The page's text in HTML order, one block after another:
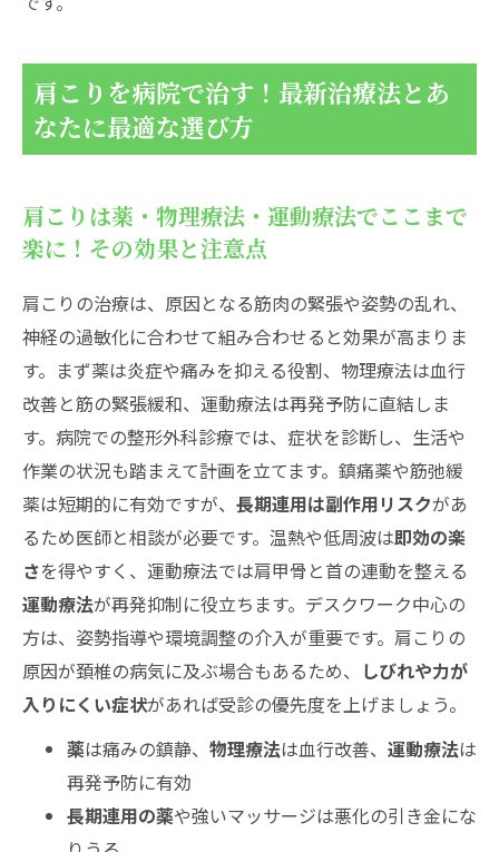
肩こりを病院で治す！最新治療法とあ
なたに最適な選び方
肩こりは薬・物理療法・運動療法でここまで
楽に！その効果と注意点
肩こりの治療は、原因となる筋肉の緊張や姿勢の乱れ、
神経の過敏化に合わせて組み合わせると効果が高まりま
す。まず薬は炎症や痛みを抑える役割、物理療法は血行
改善と筋の緊張緩和、運動療法は再発予防に直結しま
す。病院での整形外科診療では、症状を診断し、生活や
作業の状況も踏まえて計画を立てます。鎮痛薬や筋弛緩
薬は短期的に有効ですが、 長期連用は副作用リスクがあ
るため医師と相談が必要です。温熱や低周波は即効の楽
さを得やすく、運動療法では肩甲骨と首の連動を整える
運動療法が再発抑制に役立ちます。デスクワーク中心の
方は、姿勢指導や環境調整の介入が重要です。肩こりの
原因が頚椎の病気に及ぶ場合もあるため、 しびれや力が
入りにくい症状があれば受診の優先度を上げましょう。
薬は痛みの鎮静、 物理療法は血行改善、 運動療法は
再発予防に有効
長期連用の薬や強いマッサージは悪化の引き金にな